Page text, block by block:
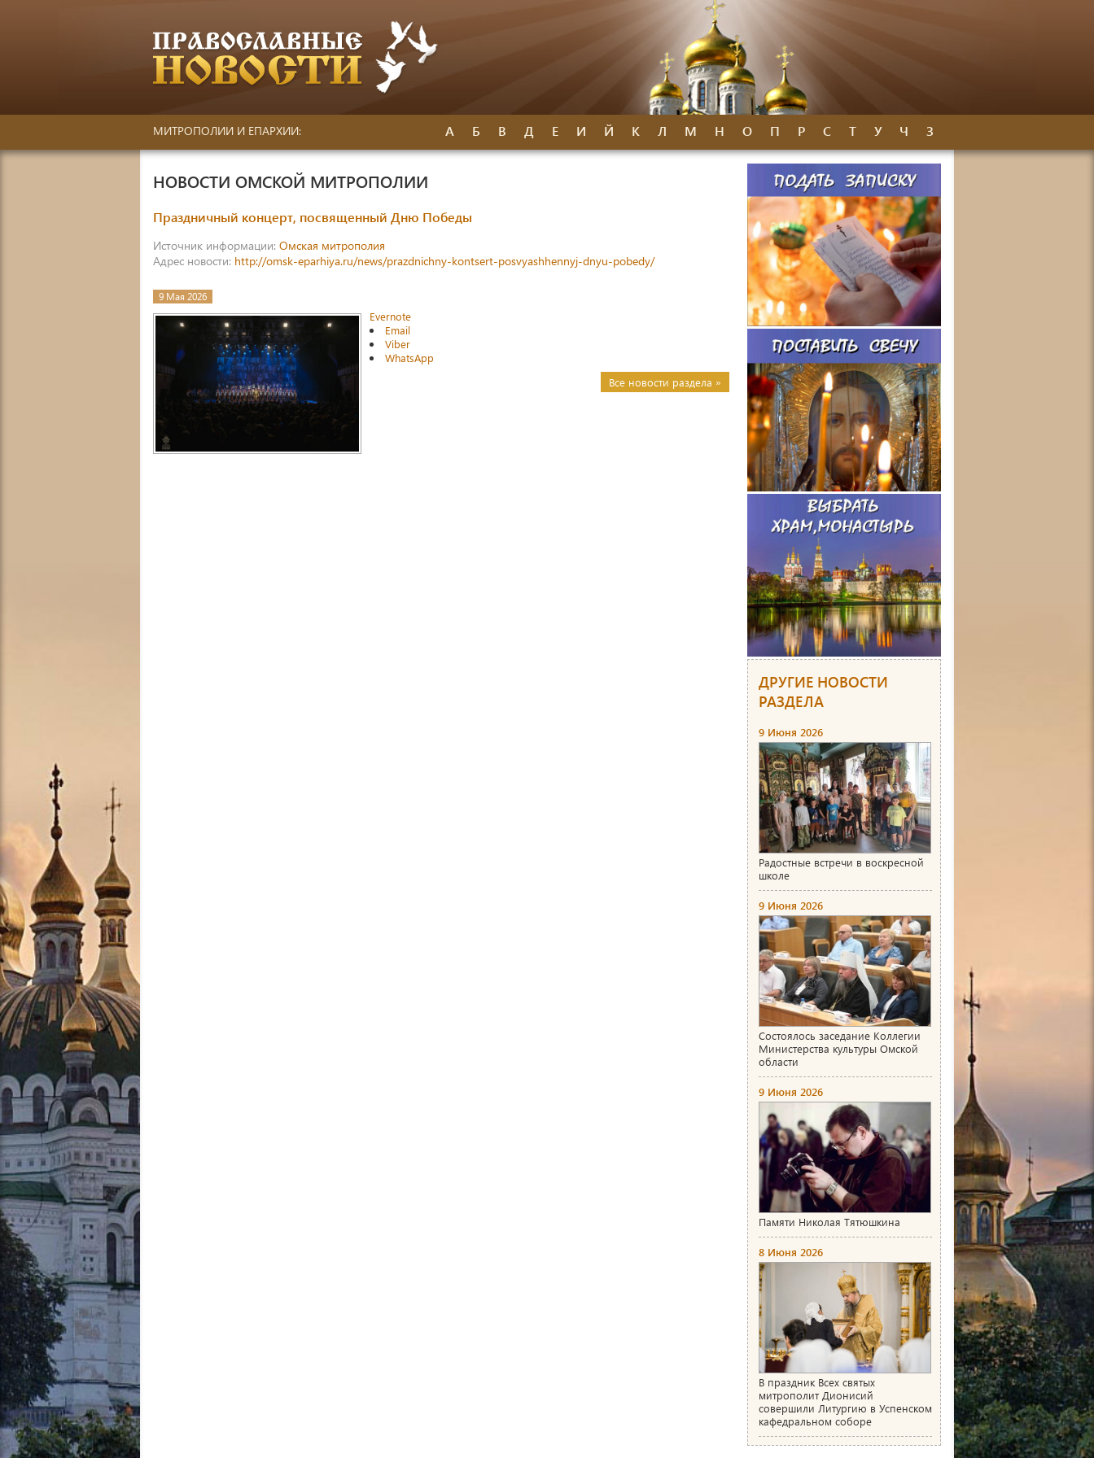
МИТРОПОЛИИ И ЕПАРХИИ: А Б В Д Е И Й К Л М Н О П Р С Т У Ч З
НОВОСТИ ОМСКОЙ МИТРОПОЛИИ
Праздничный концерт, посвященный Дню Победы
Источник информации: Омская митрополия
Адрес новости: http://omsk-eparhiya.ru/news/prazdnichny-kontsert-posvyashhennyj-dnyu-pobedy/
9 Мая 2026
Evernote
Email
Viber
WhatsApp
Все новости раздела »
ДРУГИЕ НОВОСТИ
РАЗДЕЛА
9 Июня 2026
Радостные встречи в воскресной
школе
9 Июня 2026
Состоялось заседание Коллегии
Министерства культуры Омской
области
9 Июня 2026
Памяти Николая Тятюшкина
8 Июня 2026
В праздник Всех святых
митрополит Дионисий
совершили Литургию в Успенском
кафедральном соборе